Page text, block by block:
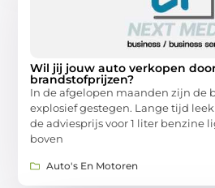
Wil jij jouw auto verkopen
brandstofprijzen?
In de afgelopen maanden zijn de
explosief gestegen. Lange tijd
de adviesprijs voor 1 liter benzine
boven
Auto's En Motoren